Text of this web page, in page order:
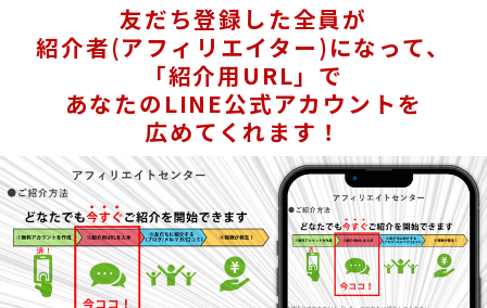
友だち登録した全員が
紹介者(アフィリエイター)になって、
「紹介用URL」で
あなたのLINE公式アカウントを
広めてくれます！